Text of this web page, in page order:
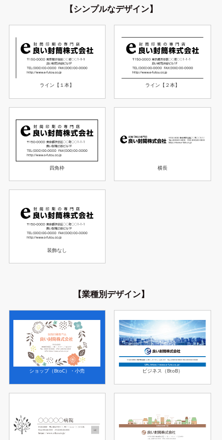
【シンプルなデザイン】
ライン【１本】 ライン【２本】
四角枠 横長
装飾なし
【業種別デザイン】
ショップ（BtoC）・小売 ビジネス（BtoB）